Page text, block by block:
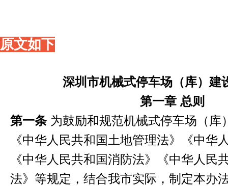
原文如下
深圳市机械式停车场（库）建
第一章 总则
第一条 为鼓励和规范机械式停车场（库
《中华人民共和国土地管理法》《中华
《中华人民共和国消防法》
《中华人民
法》等规定，结合我市实际，制定本办